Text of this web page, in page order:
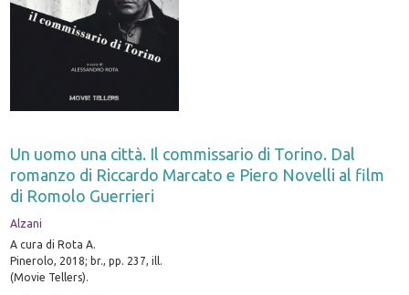
Un uomo una città. Il commissario di Torino. Dal
romanzo di Riccardo Marcato e Piero Novelli al film
di Romolo Guerrieri
Alzani
A cura di Rota A.
Pinerolo, 2018; br., pp. 237, ill.
(Movie Tellers).